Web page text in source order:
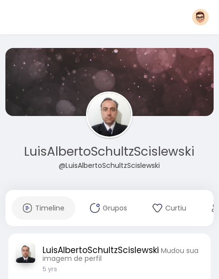
LuisAlbertoSchultzScislewski
@LuisAlbertoSchultzScislewski
Timeline Grupos Curtiu
LuisAlbertoSchultzScislewski Mudou sua
imagem de perfil
5 yrs